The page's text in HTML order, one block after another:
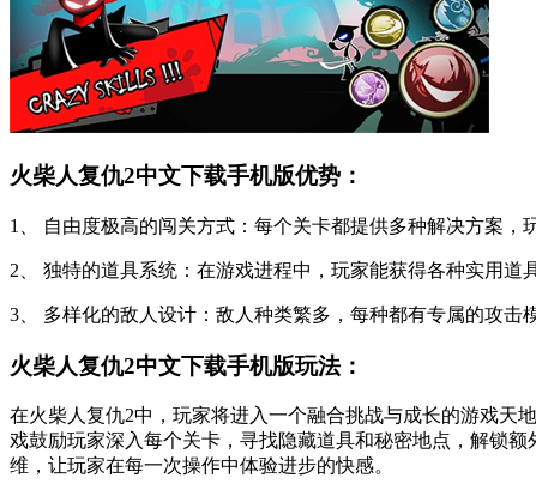
火柴人复仇2中文下载手机版优势：
1、 自由度极高的闯关方式：每个关卡都提供多种解决方案
2、 独特的道具系统：在游戏进程中，玩家能获得各种实用
3、 多样化的敌人设计：敌人种类繁多，每种都有专属的攻击
火柴人复仇2中文下载手机版玩法：
在火柴人复仇2中，玩家将进入一个融合挑战与成长的游戏天
戏鼓励玩家深入每个关卡，寻找隐藏道具和秘密地点，解锁
维，让玩家在每一次操作中体验进步的快感。